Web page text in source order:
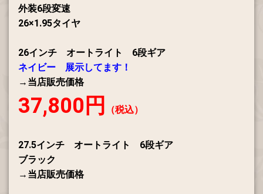
外装6段変速
26×1.95タイヤ
26インチ オートライト 6段ギア
ネイビー 展示してます！
→当店販売価格
37,800円 （税込）
27.5インチ オートライト 6段ギア
ブラック
→当店販売価格